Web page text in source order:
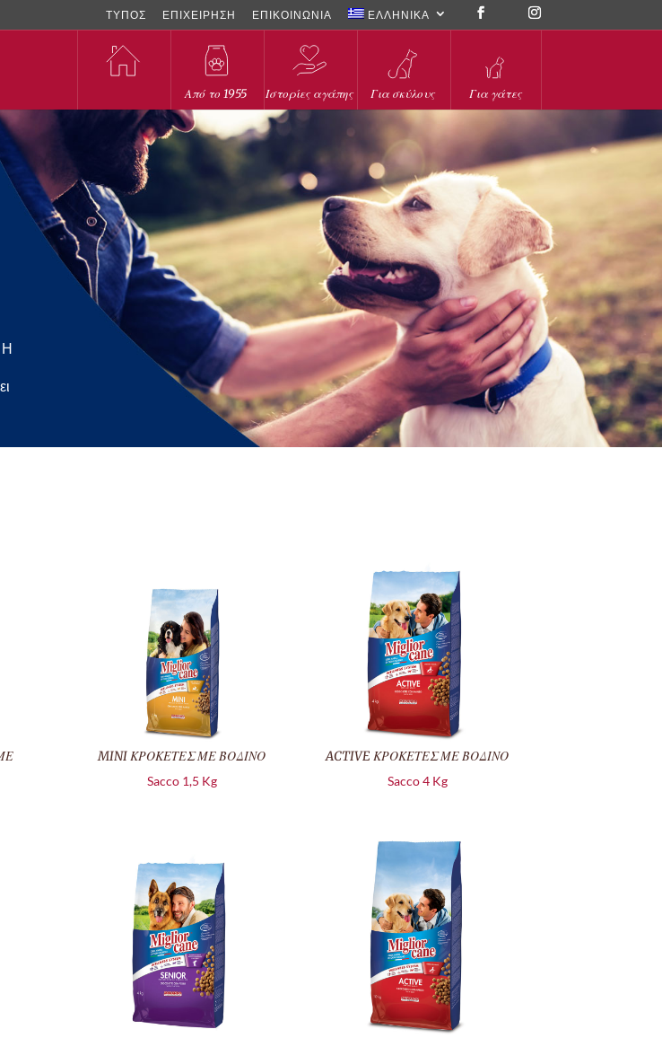
ΤΥΠΟΣ ΕΠΙΧΕΙΡΗΣΗ ΕΠΙΚΟΙΝΩΝΙΑ ΕΛΛΗΝΙΚΑ
Από το 1955 Ιστορίες αγάπης Για σκύλους Για γάτες
Η
MINI ΚΡΟΚΕΤΕΣ ΜΕ ΒΟΔΙΝΟ
Sacco 1,5 Kg
ACTIVE ΚΡΟΚΕΤΕΣ ΜΕ ΒΟΔΙΝΟ
Sacco 4 Kg